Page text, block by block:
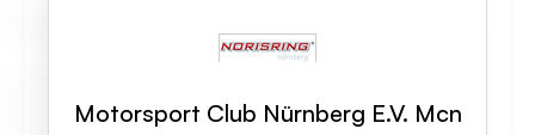
Motorsport Club Nürnberg E.V. Mcn